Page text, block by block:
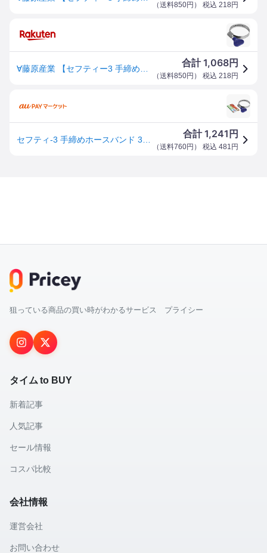
（送料850円 ） 税込 218 円
合計1,068円
（送料850円 ） 税込 218 円
合計1,241 円
（送料760円 ） 税込 481 円
狙っている商品の買い時がわかるサービス プライシー
タイム to BUY
新着記事
人気記事
セール情報
コスパ比較
会社情報
運営会社
お問い合わせ